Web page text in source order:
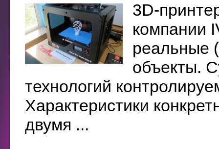
3D-
компании
реальные
объекты.
технологий
Характеристики
двумя ...